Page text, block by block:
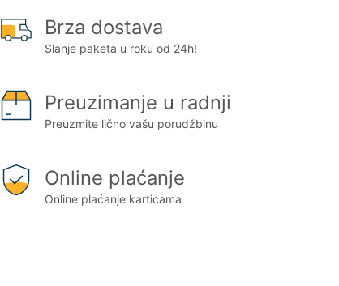
Brza dostava
Slanje paketa u roku od 24h!
Preuzimanje u radnji
Preuzmite lično vašu porudžbinu
Online plaćanje
Online plaćanje karticama